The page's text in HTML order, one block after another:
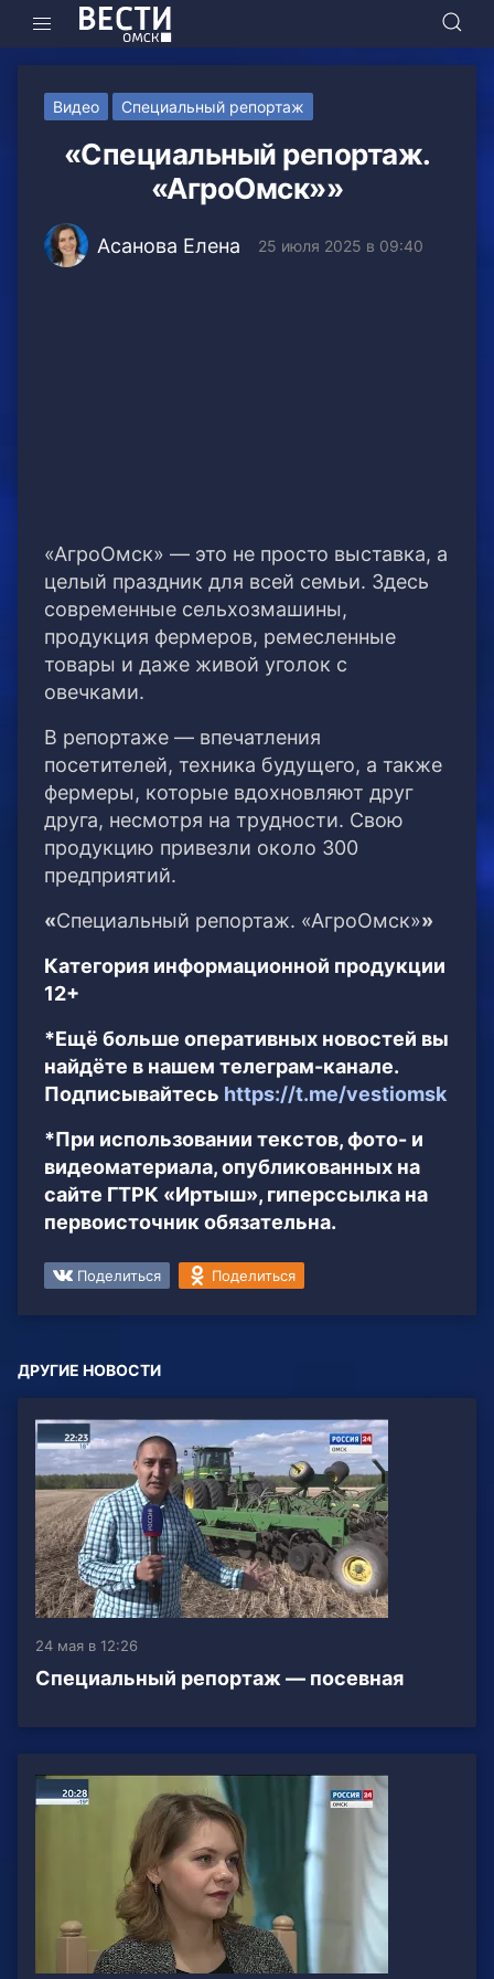
Видео Специальный репортаж
«Специальный репортаж.
«АгроОмск»»
Асанова Елена 25 июля 2025 в 09:40
«АгроОмск» — это не просто выставка, а
целый праздник для всей семьи. Здесь
современные сельхозмашины,
продукция фермеров, ремесленные
товары и даже живой уголок с
овечками.
В репортаже — впечатления
посетителей, техника будущего, а также
фермеры, которые вдохновляют друг
друга, несмотря на трудности. Свою
продукцию привезли около 300
предприятий.
«Специальный репортаж. «АгроОмск»»
Категория информационной продукции
12+
*Ещё больше оперативных новостей вы
найдёте в нашем телеграм-канале.
Подписывайтесь https://t.me/vestiomsk
*При использовании текстов, фото- и
видеоматериала, опубликованных на
сайте ГТРК «Иртыш», гиперссылка на
первоисточник обязательна.
Поделиться Поделиться
ДРУГИЕ НОВОСТИ
24 мая в 12:26
Специальный репортаж — посевная